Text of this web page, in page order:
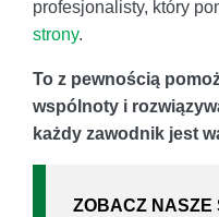
profesjonalisty, który
strony.
To z pewnością
wspólnoty i
każdy zawodnik jest
ZOBACZ NASZE